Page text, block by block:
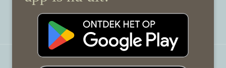
Over HRMorgen
Disclaimer & gedragscode